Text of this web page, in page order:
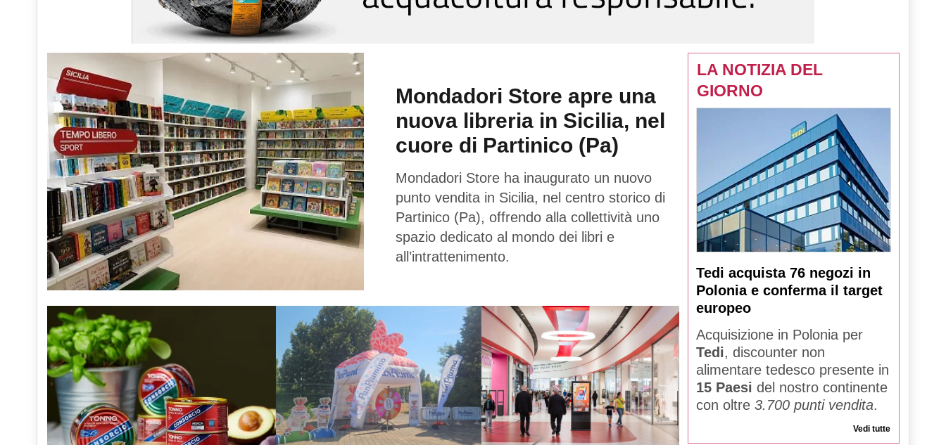
Mondadori Store apre una
nuova libreria in Sicilia, nel
cuore di Partinico (Pa)
Mondadori Store ha inaugurato un nuovo
punto vendita in Sicilia, nel centro storico di
Partinico (Pa), offrendo alla collettività uno
spazio dedicato al mondo dei libri e
all’intrattenimento.
LA NOTIZIA DEL
GIORNO
Tedi acquista 76 negozi in
Polonia e conferma il target
europeo
Acquisizione in Polonia per
Tedi, discounter non
alimentare tedesco presente in
15 Paesi del nostro continente
con oltre 3.700 punti vendita.
Vedi tutte